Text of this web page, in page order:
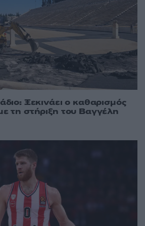
Ξεκινάει ο καθαρισμός
τη στήριξη του Βαγγέλη